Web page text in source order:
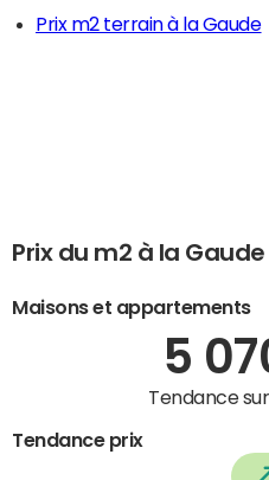
Prix m2 terrain à la Gaude
Prix du m2 à la Gaude
Maisons et appartements
5
Tendance
Tendance prix